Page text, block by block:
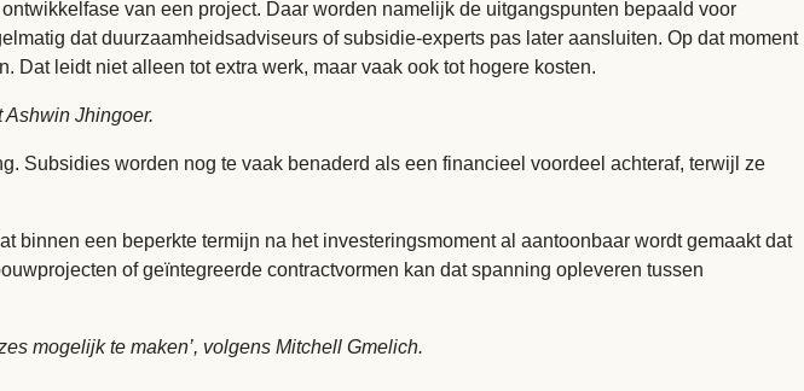
van een project. Daar worden namelijk de uitgangspunten bepaald voor
dat duurzaamheidsadviseurs of subsidie-experts pas later aansluiten. Op dat moment
Dat leidt niet alleen tot extra werk, maar vaak ook tot hogere kosten.
Ashwin Jhingoer.
Subsidies worden nog te vaak benaderd als een financieel voordeel achteraf, terwijl ze
een beperkte termijn na het investeringsmoment al aantoonbaar wordt gemaakt dat
of geïntegreerde contractvormen kan dat spanning opleveren tussen
mogelijk te maken’, volgens Mitchell Gmelich.